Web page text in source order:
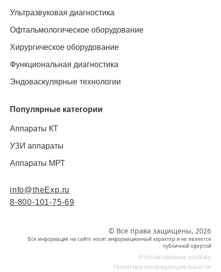
Ультразвуковая диагностика
Офтальмологическое оборудование
Хирургическое оборудование
Функциональная диагностика
Эндоваскулярные технологии
Популярные категории
Аппараты КТ
УЗИ аппараты
Аппараты МРТ
info@theExp.ru
8-800-101-75-69
© Все права защищены, 2026
Вся информация на сайте носит информационный характер и не является
публичной офертой
Использование cookies
Политика конфиденциальности